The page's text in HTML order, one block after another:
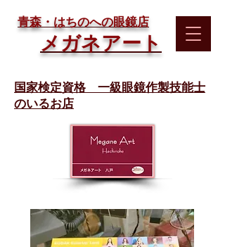
​青森・はちのへの眼鏡店
メガネアート
国家検定資格 一級眼鏡作製技能士
のいるお店